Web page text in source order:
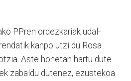
PPren ordezkariak udal-
kanpo utzi du Rosa
Aste honetan hartu dute
zabaldu dutenez, ezustekoa